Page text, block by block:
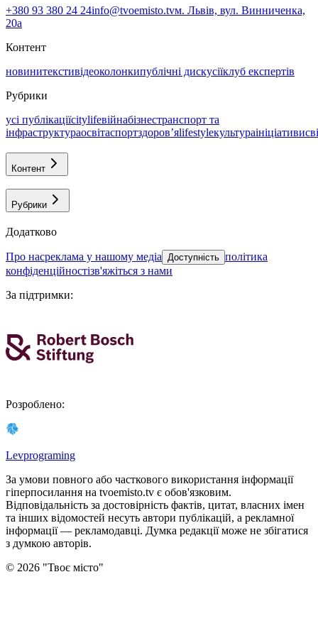
+380 93 380 24 24info@tvoemisto.tvм. Львів, вул. Винниченка,
20а
Контент
новинитекстивідеоколонкипублічні дискусіїклуб експертів
Рубрики
усі публікаціїcitylifeвійнабізнестранспорт та
інфраструктураосвітаспортздоровʼяlifestyleкультураініціативи
Контент
Рубрики
Додатково
про насреклама у нашому медіа Доступність політика
конфіденційностізв'яжіться з нами
За підтримки:
Розроблено:
Levprograming
За умови повного або часткового використання iнформацiї
гіперпосилання на tvoemisto.tv є обов'язковим.
Відповідальність за достовірність фактів, цитат, власних імен
та інших відомостей несуть автори публікацій, а рекламної
інформації — рекламодавці. Думка редакцiї може не збiгатися
з думкою авторiв.
© 2026 "Твоє місто"